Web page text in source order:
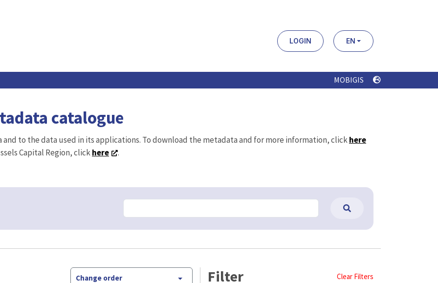
LOGIN EN
MOBIGIS
catalogue
and to the data used in its applications. To download the metadata and for more information, clickhere
Capital Region, clickhere .
Change order Filter Clear Filters